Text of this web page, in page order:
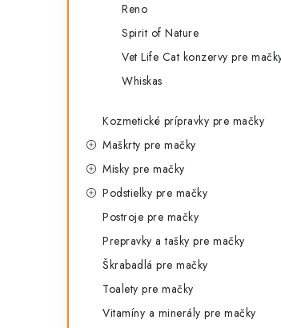
Reno
Spirit of Nature
Vet Life Cat konzervy pre
Whiskas
Kozmetické prípravky pre mačky
Maškrty pre mačky
Misky pre mačky
Podstielky pre mačky
Postroje pre mačky
Prepravky a tašky pre mačky
Škrabadlá pre mačky
Toalety pre mačky
Vitamíny a minerály pre mačky